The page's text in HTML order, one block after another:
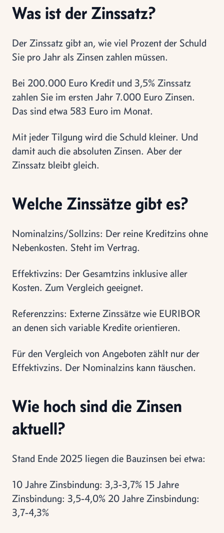
Was ist der Zinssatz?
Der Zinssatz gibt an, wie viel Prozent der Schuld
Sie pro Jahr als Zinsen zahlen müssen.
Bei 200.000 Euro Kredit und 3,5% Zinssatz
zahlen Sie im ersten Jahr 7.000 Euro Zinsen.
Das sind etwa 583 Euro im Monat.
Mit jeder Tilgung wird die Schuld kleiner. Und
damit auch die absoluten Zinsen. Aber der
Zinssatz bleibt gleich.
Welche Zinssätze gibt es?
Nominalzins/Sollzins: Der reine Kreditzins ohne
Nebenkosten. Steht im Vertrag.
Effektivzins: Der Gesamtzins inklusive aller
Kosten. Zum Vergleich geeignet.
Referenzzins: Externe Zinssätze wie EURIBOR
an denen sich variable Kredite orientieren.
Für den Vergleich von Angeboten zählt nur der
Effektivzins. Der Nominalzins kann täuschen.
Wie hoch sind die Zinsen
aktuell?
Stand Ende 2025 liegen die Bauzinsen bei etwa:
10 Jahre Zinsbindung: 3,3-3,7% 15 Jahre
Zinsbindung: 3,5-4,0% 20 Jahre Zinsbindung:
3,7-4,3%